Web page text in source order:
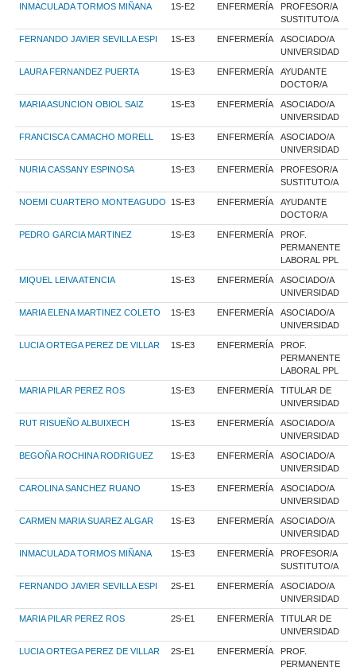
INMACULADA TORMOS MIÑANA 1S-E2 ENFERMERÍA
PROFESOR/A
SUSTITUTO/A
FERNANDO JAVIER SEVILLA ESPI 1S-E3 ENFERMERÍA
ASOCIADO/A
UNIVERSIDAD
LAURA FERNANDEZ PUERTA 1S-E3 ENFERMERÍA
AYUDANTE
DOCTOR/A
MARIA ASUNCION OBIOL SAIZ 1S-E3 ENFERMERÍA
ASOCIADO/A
UNIVERSIDAD
FRANCISCA CAMACHO MORELL 1S-E3 ENFERMERÍA
ASOCIADO/A
UNIVERSIDAD
NURIA CASSANY ESPINOSA 1S-E3 ENFERMERÍA
PROFESOR/A
SUSTITUTO/A
NOEMI CUARTERO MONTEAGUDO 1S-E3 ENFERMERÍA
AYUDANTE
DOCTOR/A
PEDRO GARCIA MARTINEZ 1S-E3 ENFERMERÍA
PROF.
PERMANENTE
LABORAL PPL
MIQUEL LEIVA ATENCIA 1S-E3 ENFERMERÍA
ASOCIADO/A
UNIVERSIDAD
MARIA ELENA MARTINEZ COLETO 1S-E3 ENFERMERÍA
ASOCIADO/A
UNIVERSIDAD
LUCIA ORTEGA PEREZ DE VILLAR 1S-E3 ENFERMERÍA
PROF.
PERMANENTE
LABORAL PPL
MARIA PILAR PEREZ ROS 1S-E3 ENFERMERÍA
TITULAR DE
UNIVERSIDAD
RUT RISUEÑO ALBUIXECH 1S-E3 ENFERMERÍA
ASOCIADO/A
UNIVERSIDAD
BEGOÑA ROCHINA RODRIGUEZ 1S-E3 ENFERMERÍA
ASOCIADO/A
UNIVERSIDAD
CAROLINA SANCHEZ RUANO 1S-E3 ENFERMERÍA
ASOCIADO/A
UNIVERSIDAD
CARMEN MARIA SUAREZ ALGAR 1S-E3 ENFERMERÍA
ASOCIADO/A
UNIVERSIDAD
INMACULADA TORMOS MIÑANA 1S-E3 ENFERMERÍA
PROFESOR/A
SUSTITUTO/A
FERNANDO JAVIER SEVILLA ESPI 2S-E1 ENFERMERÍA
ASOCIADO/A
UNIVERSIDAD
MARIA PILAR PEREZ ROS 2S-E1 ENFERMERÍA
TITULAR DE
UNIVERSIDAD
LUCIA ORTEGA PEREZ DE VILLAR 2S-E1 ENFERMERÍA
PROF.
PERMANENTE